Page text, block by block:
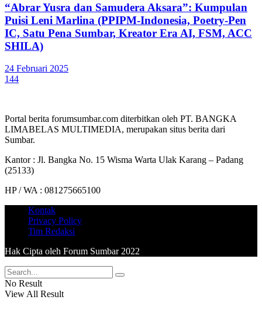
“Abrar Yusra dan Samudera Aksara”: Kumpulan
Puisi Leni Marlina (PPIPM-Indonesia, Poetry-Pen
IC, Satu Pena Sumbar, Kreator Era AI, FSM, ACC
SHILA)
24 Februari 2025
144
Portal berita forumsumbar.com diterbitkan oleh PT. BANGKA
LIMABELAS MULTIMEDIA, merupakan situs berita dari
Sumbar.
Kantor : Jl. Bangka No. 15 Wisma Warta Ulak Karang – Padang
(25133)
HP / WA : 081275665100
Kontak
Privacy Policy
Tim Redaksi
Hak Cipta oleh Forum Sumbar 2022
No Result
View All Result